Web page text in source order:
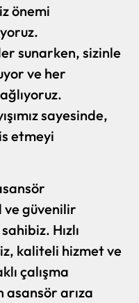
önemi
sunarken, sizinle
ve her
sayesinde,
etmeyi
ve güvenilir
Hızlı
kaliteli hizmet ve
çalışma
asansör arıza